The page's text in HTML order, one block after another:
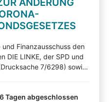
ÄNDERUNG
Finanzausschuss den
DIE LINKE, der SPD und
7/6298) sowie
Tagen abgeschlossen